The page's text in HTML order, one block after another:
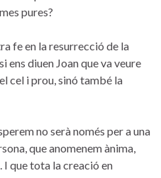
pures?
fe en la resurrecció de la
ens diuen Joan que va veure
cel i prou, sinó també la
no serà només per a una
que anomenem ànima,
I que tota la creació en